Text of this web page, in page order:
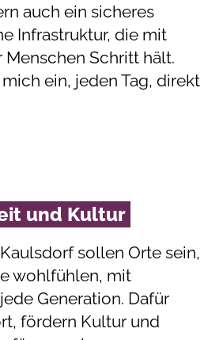
auch ein sicheres
Infrastruktur, die mit
Schritt hält.
ein, jeden Tag, direkt
und Kultur
sollen Orte sein,
wohlfühlen, mit
Generation. Dafür
fördern Kultur und